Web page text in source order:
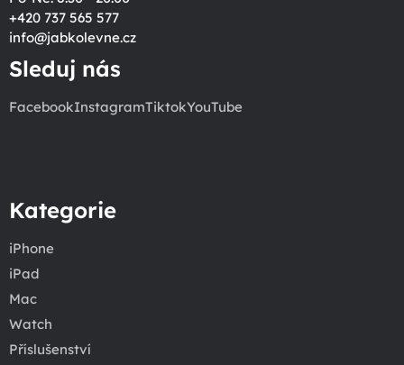
+420 737 565 577
info@jabkolevne.cz
Sleduj nás
FacebookInstagramTiktokYouTube
Kategorie
iPhone
iPad
Mac
Watch
Příslušenství